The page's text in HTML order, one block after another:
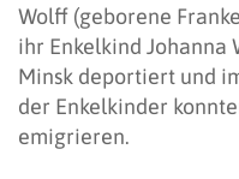
Wolff (geborene
ihr Enkelkind Johanna
Minsk deportiert und
der Enkelkinder
emigrieren.